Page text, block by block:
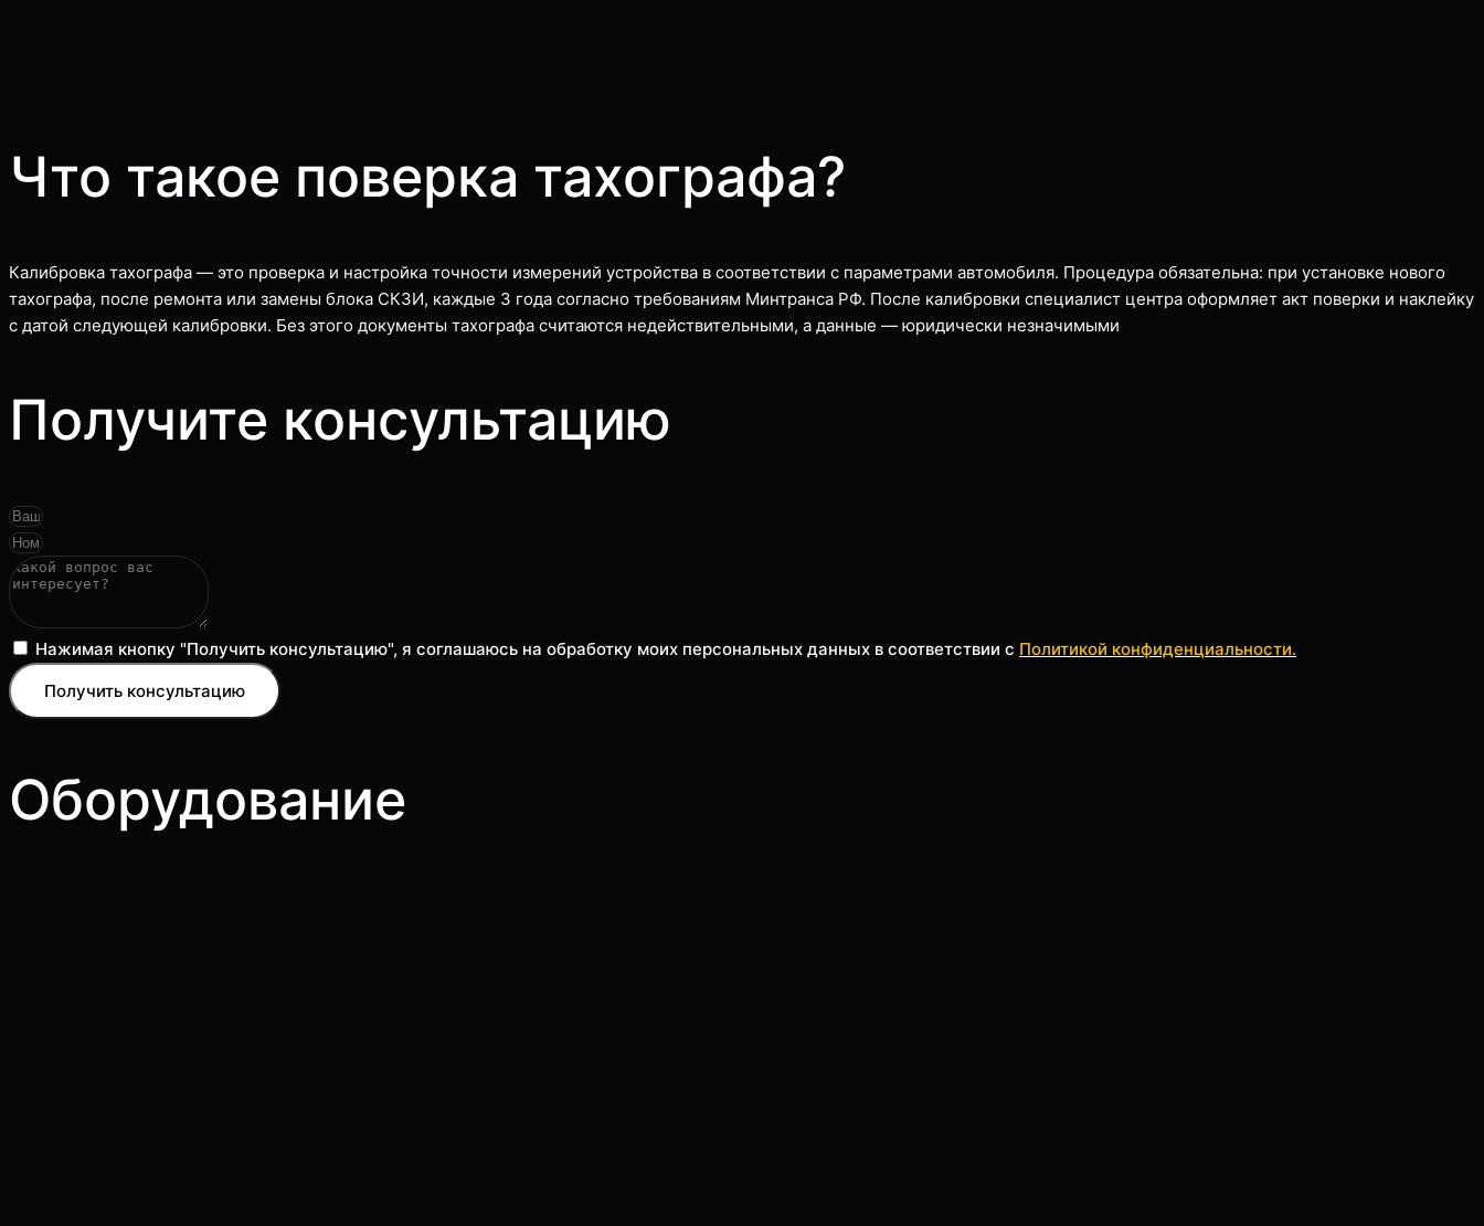
Что такое поверка тахографа?
Калибровка тахографа — это проверка и настройка точности измерений устройства в соответствии с параметрами автомобиля. Процедура обязательна: при установке нового
тахографа, после ремонта или замены блока СКЗИ, каждые 3 года согласно требованиям Минтранса РФ. После калибровки специалист центра оформляет акт поверки и наклейку
с датой следующей калибровки. Без этого документы тахографа считаются недействительными, а данные — юридически незначимыми
Получите консультацию
Нажимая кнопку "Получить консультацию", я соглашаюсь на обработку моих персональных данных в соответствии с Политикой конфиденциальности.
Получить консультацию
Оборудование